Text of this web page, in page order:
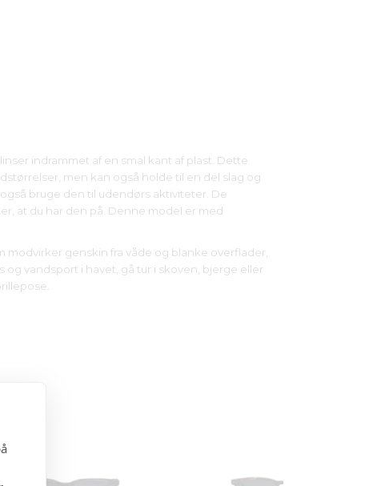
indrammet af en smal kant af plast. Dette
men kan også holde til en del slag og
bruge den til udendørs aktiviteter. De
at du har den på. Denne model er med
genskin fra våde og blanke overflader,
vandsport i havet, gå tur i skoven, bjerge eller